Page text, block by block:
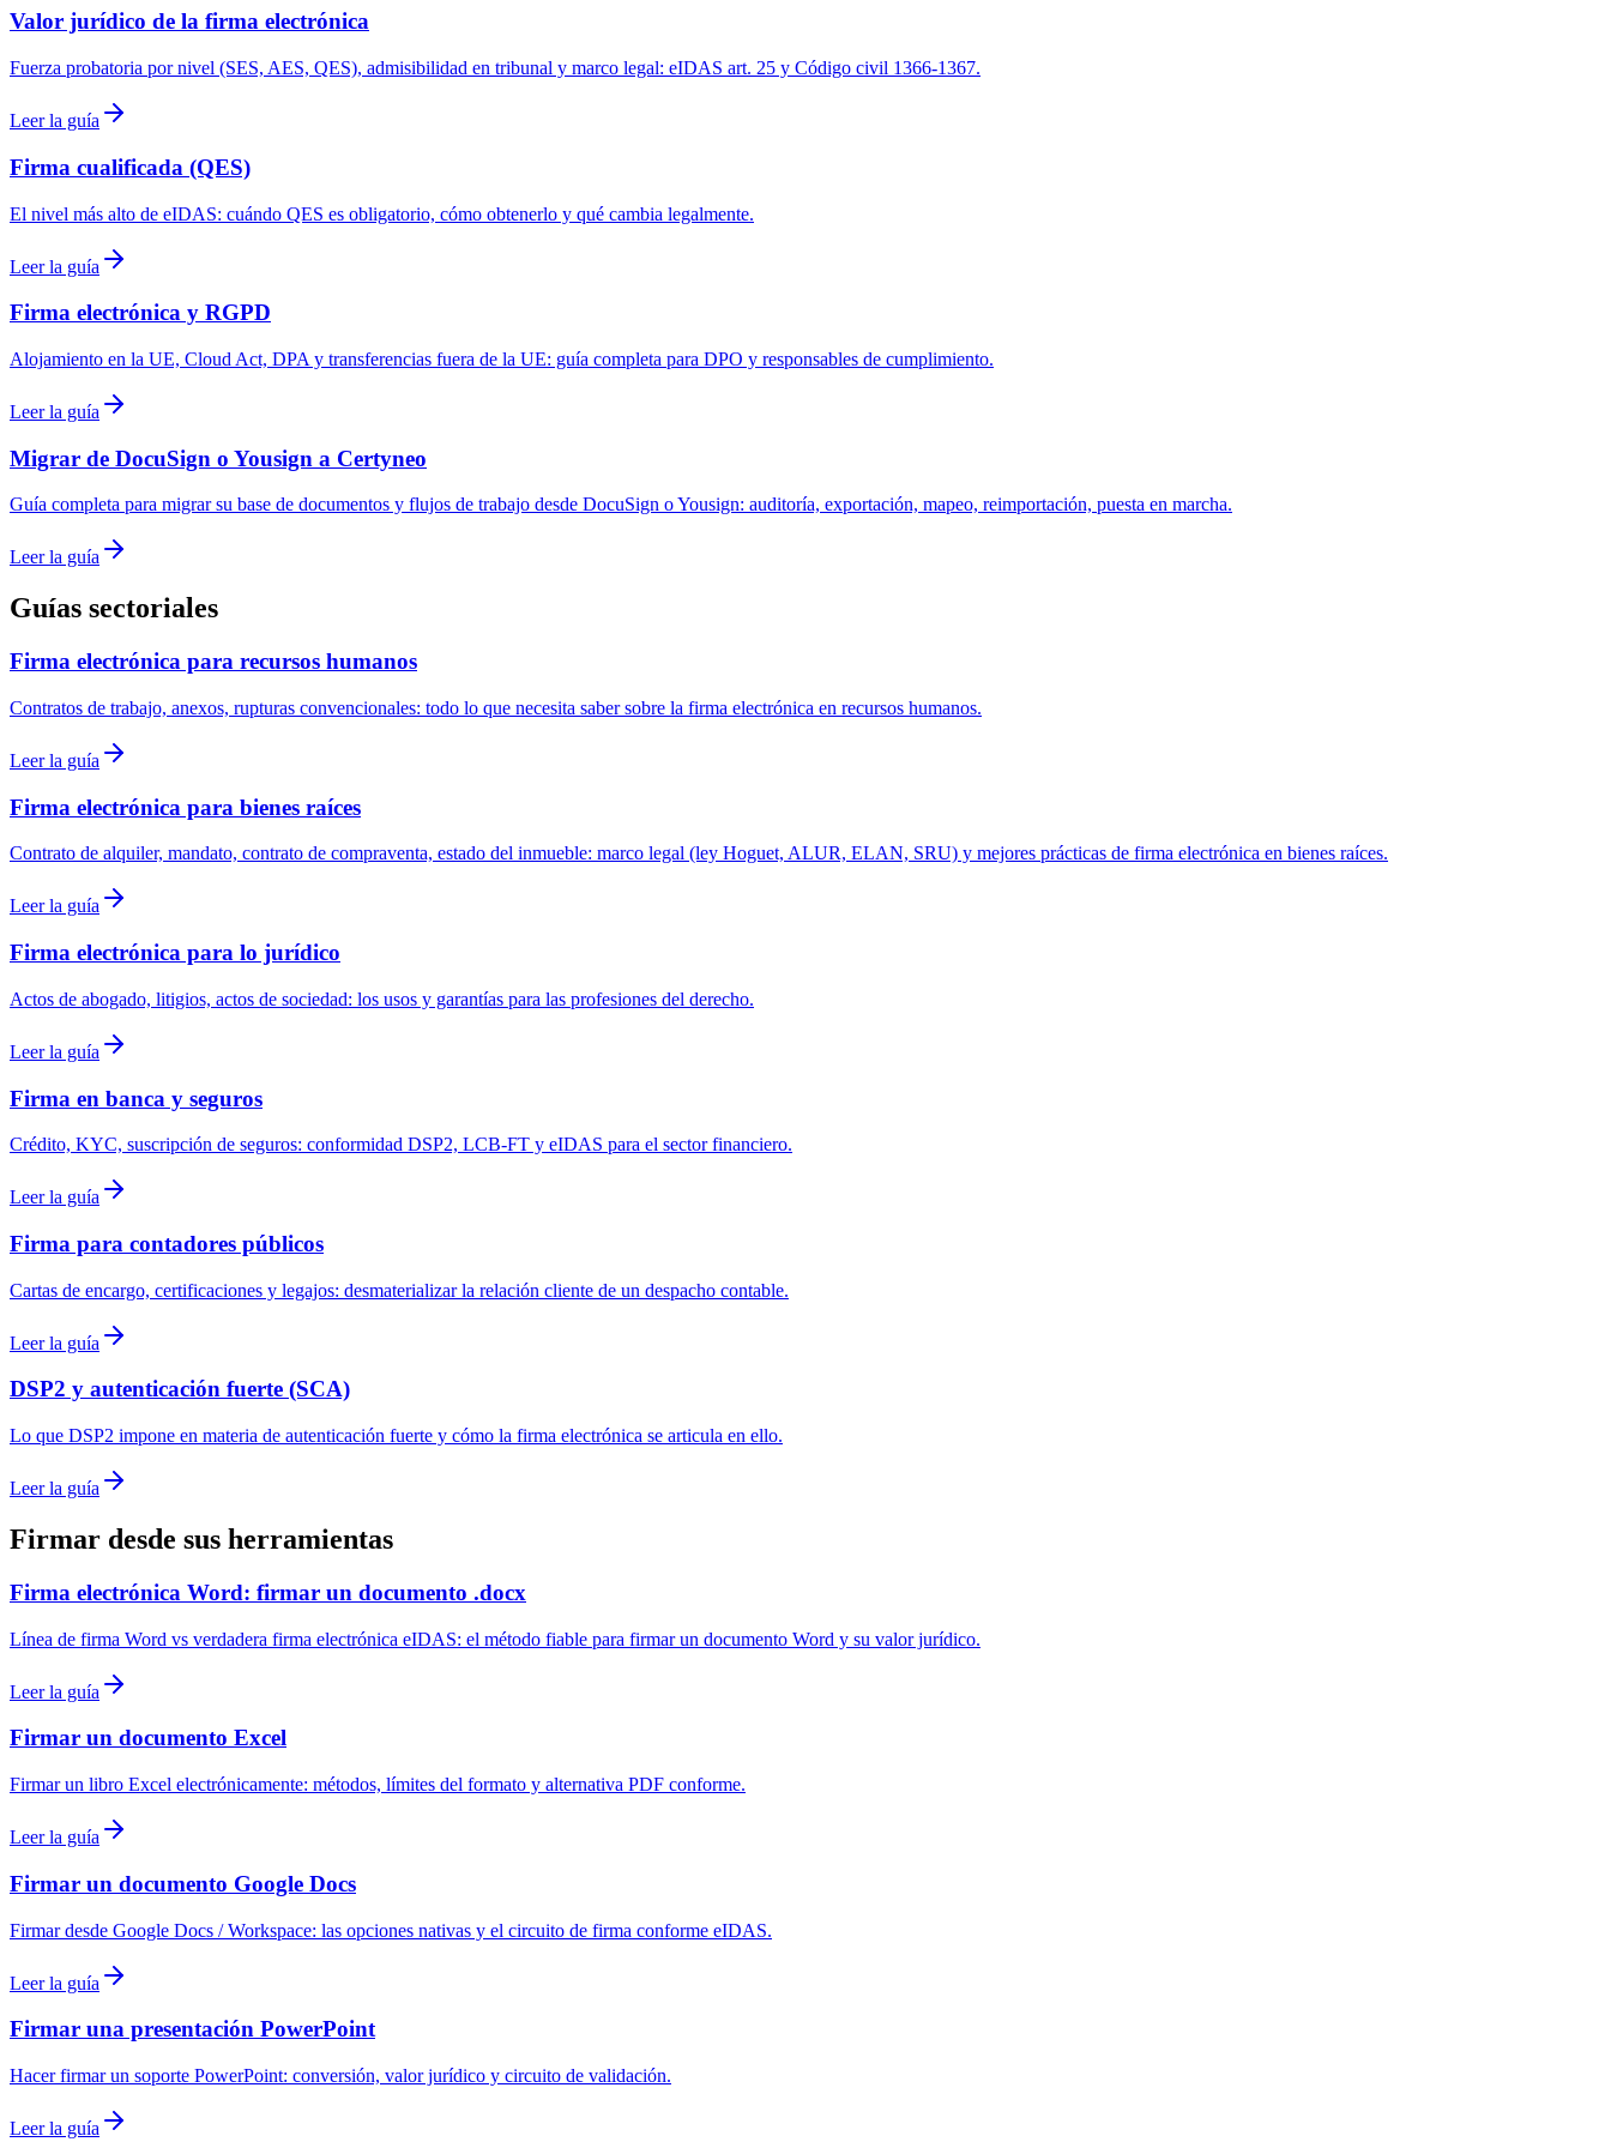
Valor jurídico de la firma electrónica
Fuerza probatoria por nivel (SES, AES, QES), admisibilidad en tribunal y marco legal: eIDAS art. 25 y Código civil 1366-1367.
Leer la guía
Firma cualificada (QES)
El nivel más alto de eIDAS: cuándo QES es obligatorio, cómo obtenerlo y qué cambia legalmente.
Leer la guía
Firma electrónica y RGPD
Alojamiento en la UE, Cloud Act, DPA y transferencias fuera de la UE: guía completa para DPO y responsables de cumplimiento.
Leer la guía
Migrar de DocuSign o Yousign a Certyneo
Guía completa para migrar su base de documentos y flujos de trabajo desde DocuSign o Yousign: auditoría, exportación, mapeo, reimportación, puesta en marcha.
Leer la guía
Guías sectoriales
Firma electrónica para recursos humanos
Contratos de trabajo, anexos, rupturas convencionales: todo lo que necesita saber sobre la firma electrónica en recursos humanos.
Leer la guía
Firma electrónica para bienes raíces
Contrato de alquiler, mandato, contrato de compraventa, estado del inmueble: marco legal (ley Hoguet, ALUR, ELAN, SRU) y mejores prácticas de firma electrónica en bienes raíces.
Leer la guía
Firma electrónica para lo jurídico
Actos de abogado, litigios, actos de sociedad: los usos y garantías para las profesiones del derecho.
Leer la guía
Firma en banca y seguros
Crédito, KYC, suscripción de seguros: conformidad DSP2, LCB-FT y eIDAS para el sector financiero.
Leer la guía
Firma para contadores públicos
Cartas de encargo, certificaciones y legajos: desmaterializar la relación cliente de un despacho contable.
Leer la guía
DSP2 y autenticación fuerte (SCA)
Lo que DSP2 impone en materia de autenticación fuerte y cómo la firma electrónica se articula en ello.
Leer la guía
Firmar desde sus herramientas
Firma electrónica Word: firmar un documento .docx
Línea de firma Word vs verdadera firma electrónica eIDAS: el método fiable para firmar un documento Word y su valor jurídico.
Leer la guía
Firmar un documento Excel
Firmar un libro Excel electrónicamente: métodos, límites del formato y alternativa PDF conforme.
Leer la guía
Firmar un documento Google Docs
Firmar desde Google Docs / Workspace: las opciones nativas y el circuito de firma conforme eIDAS.
Leer la guía
Firmar una presentación PowerPoint
Hacer firmar un soporte PowerPoint: conversión, valor jurídico y circuito de validación.
Leer la guía